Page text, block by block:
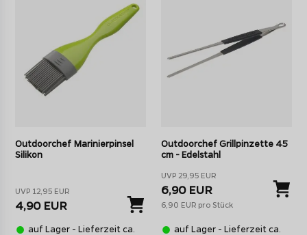
Outdoorchef Marinierpinsel
Silikon
UVP 12,95 EUR
4,90 EUR
auf Lager - Lieferzeit ca.
Outdoorchef Grillpinzette 45
cm - Edelstahl
UVP 29,95 EUR
6,90 EUR
6,90 EUR pro Stück
auf Lager - Lieferzeit ca.